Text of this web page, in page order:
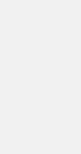
یعنی ایجاد تردید